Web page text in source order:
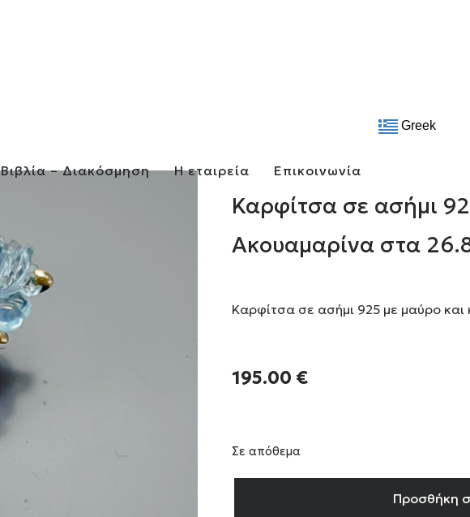
Βιβλία – Διακόσμηση Η εταιρεία Επικοινωνία
Greek
Καρφίτσα σε ασήμι
Ακουαμαρίνα στα
Καρφίτσα σε ασήμι 925 με μαύρο και
195.00 €
Σε απόθεμα
Προσθήκη